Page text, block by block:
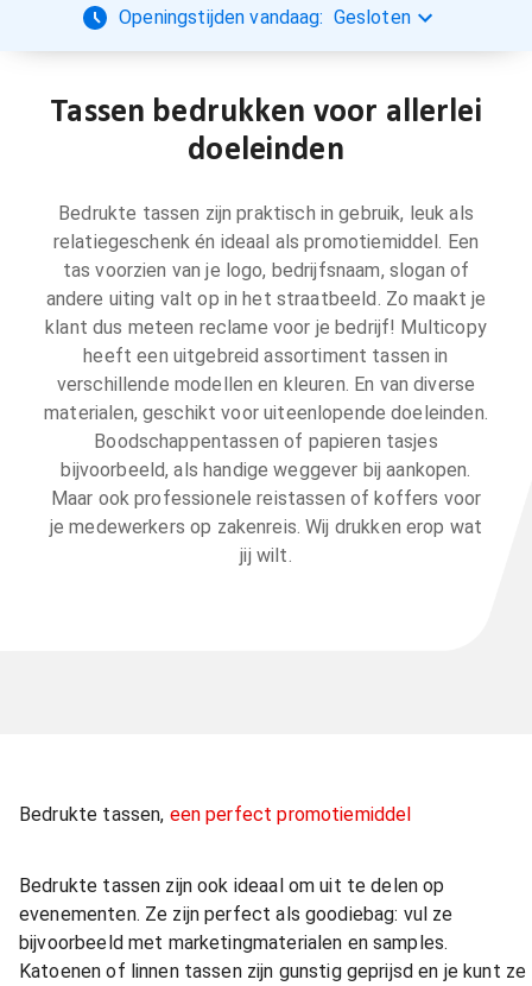
Openingstijden vandaag: Gesloten
Tassen bedrukken voor allerlei
doeleinden
Bedrukte tassen zijn praktisch in gebruik, leuk als
relatiegeschenk én ideaal als promotiemiddel. Een
tas voorzien van je logo, bedrijfsnaam, slogan of
andere uiting valt op in het straatbeeld. Zo maakt je
klant dus meteen reclame voor je bedrijf! Multicopy
heeft een uitgebreid assortiment tassen in
verschillende modellen en kleuren. En van diverse
materialen, geschikt voor uiteenlopende doeleinden.
Boodschappentassen of papieren tasjes
bijvoorbeeld, als handige weggever bij aankopen.
Maar ook professionele reistassen of koffers voor
je medewerkers op zakenreis. Wij drukken erop wat
jij wilt.
Bedrukte tassen, een perfect promotiemiddel
Bedrukte tassen zijn ook ideaal om uit te delen op
evenementen. Ze zijn perfect als goodiebag: vul ze
bijvoorbeeld met marketingmaterialen en samples.
Katoenen of linnen tassen zijn gunstig geprijsd en je kunt ze